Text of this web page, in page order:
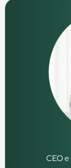
CEO e